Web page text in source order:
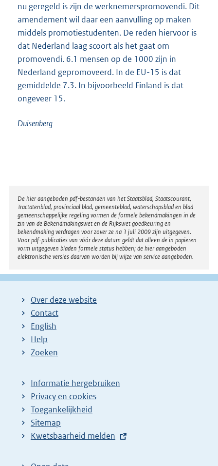
nu geregeld is zijn de werknemerspromovendi. Dit
amendement wil daar een aanvulling op maken
middels promotiestudenten. De reden hiervoor is
dat Nederland laag scoort als het gaat om
promovendi. 6.1 mensen op de 1000 zijn in
Nederland gepromoveerd. In de EU-15 is dat
gemiddelde 7.3. In bijvoorbeeld Finland is dat
ongeveer 15.
Duisenberg
Disclaimer
De hier aangeboden pdf-bestanden van het Staatsblad, Staatscourant,
Tractatenblad, provinciaal blad, gemeenteblad, waterschapsblad en blad
gemeenschappelijke regeling vormen de formele bekendmakingen in de
zin van de Bekendmakingswet en de Rijkswet goedkeuring en
bekendmaking verdragen voor zover ze na 1 juli 2009 zijn uitgegeven.
Voor pdf-publicaties van vóór deze datum geldt dat alleen de in papieren
vorm uitgegeven bladen formele status hebben; de hier aangeboden
elektronische versies daarvan worden bij wijze van service aangeboden.
Over deze website
Contact
English
Help
Zoeken
Informatie hergebruiken
Privacy en cookies
Toegankelijkheid
Sitemap
E
t
Kwetsbaarheid melden